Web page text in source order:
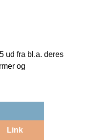
ud fra bl.a. deres
og
Link